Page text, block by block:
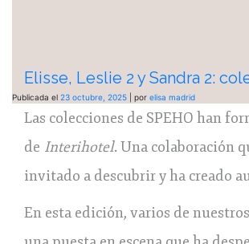
Elisse, Leslie 2 y Sandra 2:
Publicada el 23 octubre, 2025 por elisa madrid
Las colecciones de SPEHO han
de Interihotel. Una colaboración
invitado a descubrir y ha creado
En esta edición, varios de